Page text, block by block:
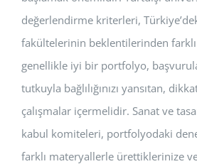
değerlendirme kriterleri,
fakültelerinin beklentilerinden
genellikle iyi bir portfolyo,
tutkuyla bağlılığınızı yansıtan,
çalışmalar içermelidir. Sanat ve
kabul komiteleri, portfolyodaki
farklı materyallerle ürettiklerinize